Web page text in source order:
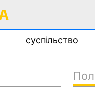
суспільство